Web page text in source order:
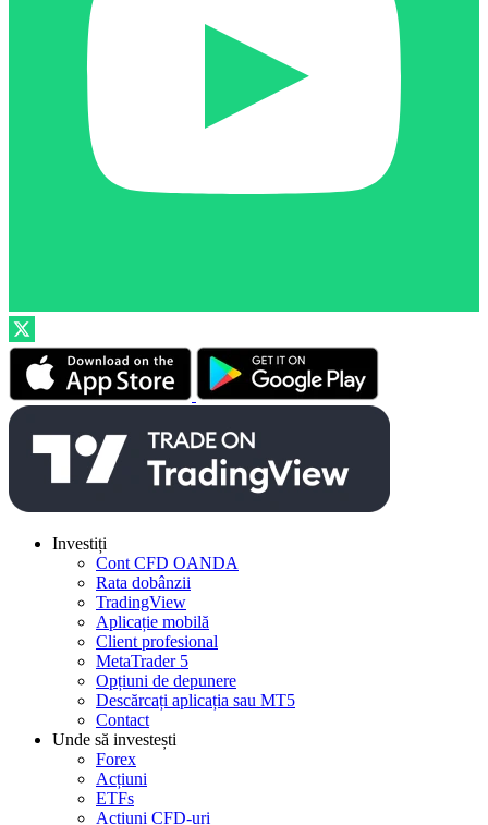
Investiți
Cont CFD OANDA
Rata dobânzii
TradingView
Aplicație mobilă
Client profesional
MetaTrader 5
Opțiuni de depunere
Descărcați aplicația sau MT5
Contact
Unde să investești
Forex
Acțiuni
ETFs
Acțiuni CFD-uri